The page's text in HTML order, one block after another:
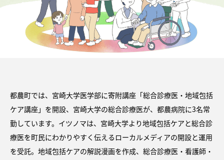
都農町では、宮崎大学医学部に寄附講座「総合診療医・地域包括
ケア講座」を開設、宮崎大学の総合診療医が、都農病院に3名常
勤しています。イツノマは、宮崎大学より地域包括ケアと総合診
療医を町民にわかりやすく伝えるローカルメディアの開設と運用
を受託。地域包括ケアの解説漫画を作成、総合診療医・看護師・